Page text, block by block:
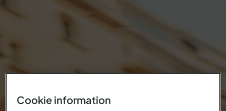
Cookie information